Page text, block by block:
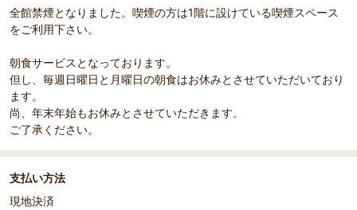
全館禁煙となりました。喫煙の方は1階に設けている喫煙スペース
をご利用下さい。
朝食サービスとなっております。
但し、毎週日曜日と月曜日の朝食はお休みとさせていただいており
ます。
尚、年末年始もお休みとさせていただきます。
ご了承ください。
支払い方法
現地決済